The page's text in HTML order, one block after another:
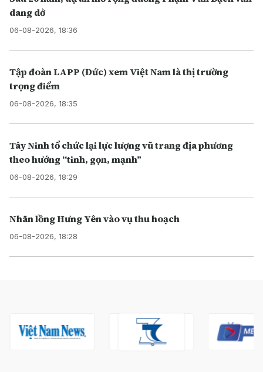
dang dở
06-08-2026, 18:36
Tập đoàn LAPP (Đức) xem Việt Nam là thị trường
trọng điểm
06-08-2026, 18:35
Tây Ninh tổ chức lại lực lượng vũ trang địa phương
theo hướng “tinh, gọn, mạnh”
06-08-2026, 18:29
Nhãn lồng Hưng Yên vào vụ thu hoạch
06-08-2026, 18:28